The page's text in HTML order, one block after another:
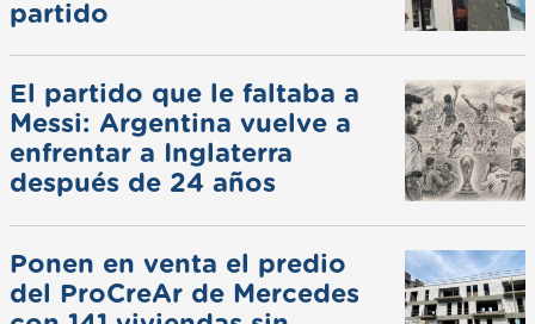
partido
El partido que le faltaba a
Messi: Argentina vuelve a
enfrentar a Inglaterra
después de 24 años
Ponen en venta el predio
del ProCreAr de Mercedes